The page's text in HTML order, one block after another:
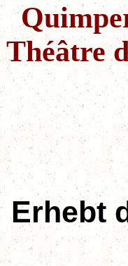
Théâtre
Erhebt